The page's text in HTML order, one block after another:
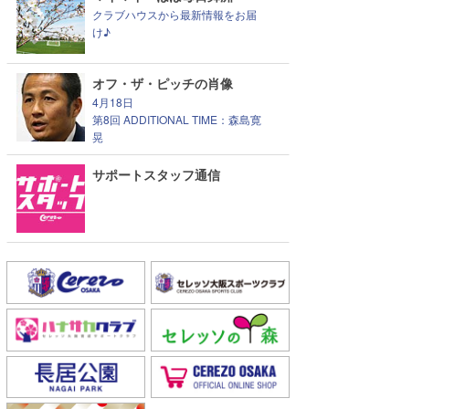
クラブハウスから最新情報をお届
け♪
オフ・ザ・ピッチの肖像
4月18日
第8回 ADDITIONAL TIME：森島寛
晃
サポートスタッフ通信